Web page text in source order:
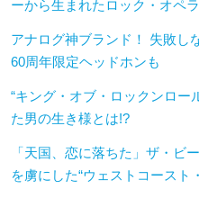
ーから生まれたロック・オペラ
アナログ神ブランド！ 失敗し
60周年限定ヘッドホンも
“キング・オブ・ロックンロー
た男の生き様とは!?
「天国、恋に落ちた」ザ・ビ
を虜にした“ウェストコースト